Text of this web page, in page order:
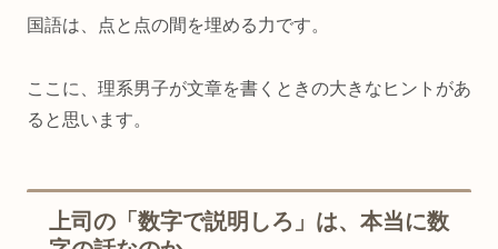
国語は、点と点の間を埋める力です。
ここに、理系男子が文章を書くときの大きなヒントがあ
ると思います。
上司の「数字で説明しろ」は、本当に数